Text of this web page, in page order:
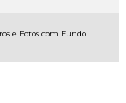
e Fotos com Fundo